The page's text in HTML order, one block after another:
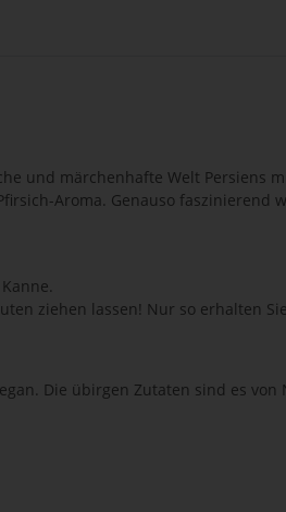
und märchenhafte Welt
Aroma. Genauso
ziehen lassen! Nur so erhalten
Die übirgen Zutaten sind es von